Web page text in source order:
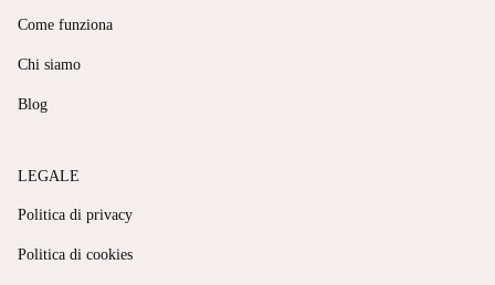
Come funziona
Chi siamo
Blog
LEGALE
Politica di privacy
Politica di cookies